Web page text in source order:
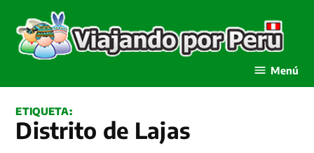
contenido
Menú
ETIQUETA:
Distrito de Lajas